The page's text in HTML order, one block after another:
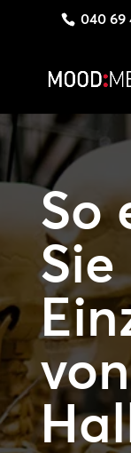
040 69
So
von